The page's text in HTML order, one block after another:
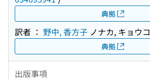
典拠
訳者 ： 野中, 香方子 ノナカ, キョウコ
典拠
出版事項